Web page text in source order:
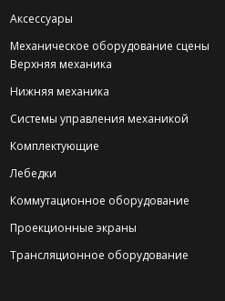
Аксессуары
Механическое оборудование сцены
Верхняя механика
Нижняя механика
Системы управления механикой
Комплектующие
Лебедки
Коммутационное оборудование
Проекционные экраны
Трансляционное оборудование